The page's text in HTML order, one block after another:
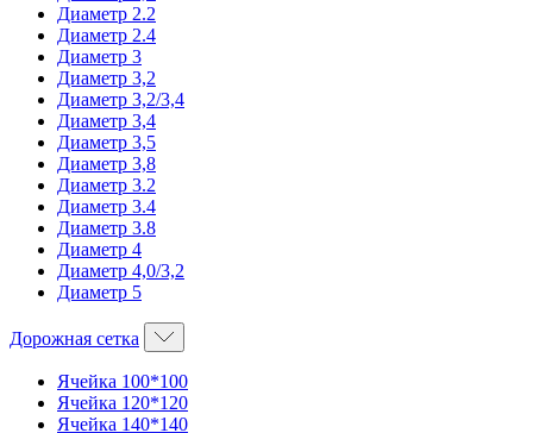
Диаметр 2.2
Диаметр 2.4
Диаметр 3
Диаметр 3,2
Диаметр 3,2/3,4
Диаметр 3,4
Диаметр 3,5
Диаметр 3,8
Диаметр 3.2
Диаметр 3.4
Диаметр 3.8
Диаметр 4
Диаметр 4,0/3,2
Диаметр 5
Дорожная сетка
Ячейка 100*100
Ячейка 120*120
Ячейка 140*140